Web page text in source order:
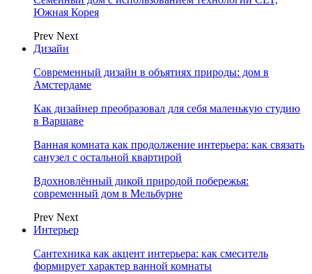
Южная Корея
Prev Next
Дизайн
Современный дизайн в объятиях природы: дом в
Амстердаме
Как дизайнер преобразовал для себя маленькую студию
в Варшаве
Ванная комната как продолжение интерьера: как связать
санузел с остальной квартирой
Вдохновлённый дикой природой побережья:
современный дом в Мельбурне
Prev Next
Интерьер
Сантехника как акцент интерьера: как смеситель
формирует характер ванной комнаты